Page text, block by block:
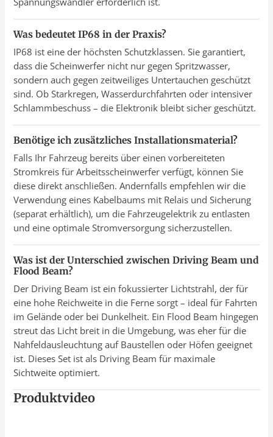
Was bedeutet IP68 in der Praxis?
IP68 ist eine der höchsten Schutzklassen. Sie garantiert,
dass die Scheinwerfer nicht nur gegen Spritzwasser,
sondern auch gegen zeitweiliges Untertauchen geschützt
sind. Ob Starkregen, Wasserdurchfahrten oder intensiver
Schlammbeschuss – die Elektronik bleibt sicher geschützt.
Benötige ich zusätzliches Installationsmaterial?
Falls Ihr Fahrzeug bereits über einen vorbereiteten
Stromkreis für Arbeitsscheinwerfer verfügt, können Sie
diese direkt anschließen. Andernfalls empfehlen wir die
Verwendung eines Kabelbaums mit Relais und Sicherung
(separat erhältlich), um die Fahrzeugelektrik zu entlasten
und eine optimale Stromversorgung sicherzustellen.
Was ist der Unterschied zwischen Driving Beam und
Flood Beam?
Der Driving Beam ist ein fokussierter Lichtstrahl, der für
eine hohe Reichweite in die Ferne sorgt – ideal für Fahrten
im Gelände oder bei Dunkelheit. Ein Flood Beam hingegen
streut das Licht breit in die Umgebung, was eher für die
Nahfeldausleuchtung auf Baustellen oder Höfen geeignet
ist. Dieses Set ist als Driving Beam für maximale
Sichtweite optimiert.
Produktvideo